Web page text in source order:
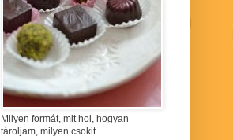
Milyen formát, mit hol, hogyan
tároljam, milyen csokit...